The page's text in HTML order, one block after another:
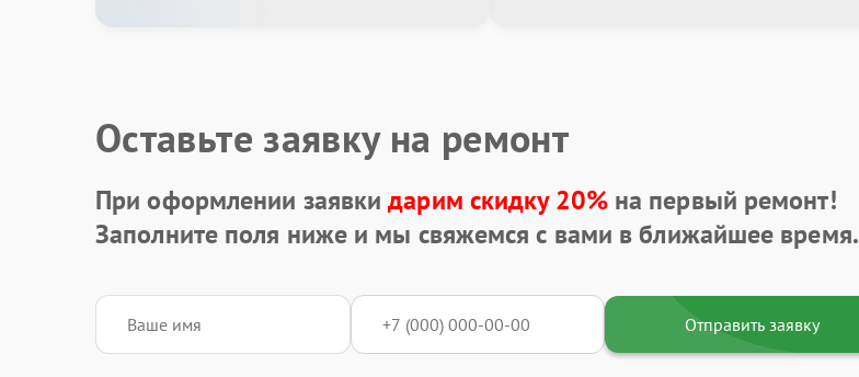
Оставьте заявку на ремонт
При оформлении заявкидарим скидку 20%на первый ремонт!
Заполните поля ниже и мы свяжемся с вами в ближайшее время.
Отправить заявку